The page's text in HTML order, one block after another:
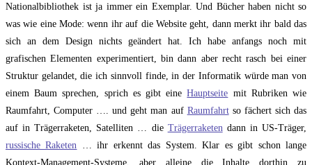
Nationalbibliothek ist ja immer ein Exemplar. Und Bücher haben nicht so
was wie eine Mode: wenn ihr auf die Website geht, dann merkt ihr bald das
sich an dem Design nichts geändert hat. Ich habe anfangs noch mit
grafischen Elementen experimentiert, bin dann aber recht rasch bei einer
Struktur gelandet, die ich sinnvoll finde, in der Informatik würde man von
einem Baum sprechen, sprich es gibt eineHauptseite mit Rubriken wie
Raumfahrt, Computer …. und geht man auf Raumfahrtso fächert sich das
auf in Trägerraketen, Satelliten … die Trägerraketen dann in US-Träger,
russische Raketen … ihr erkennt das System. Klar es gibt schon lange
Kontext-Management-Systeme, aber alleine die Inhalte dorthin zu